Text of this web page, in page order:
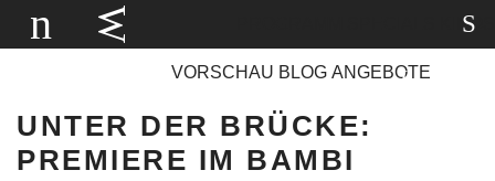
KINOS
VORSCHAU BLOG ANGEBOTE
UNTER DER BRÜCKE:
PREMIERE IM BAMBI